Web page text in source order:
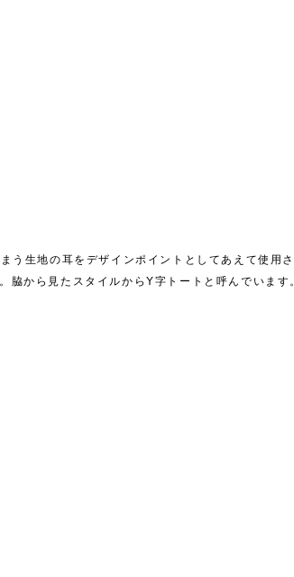
生地の耳をデザインポイントとしてあえて使用さ
から見たスタイルからY字トートと呼んでいます